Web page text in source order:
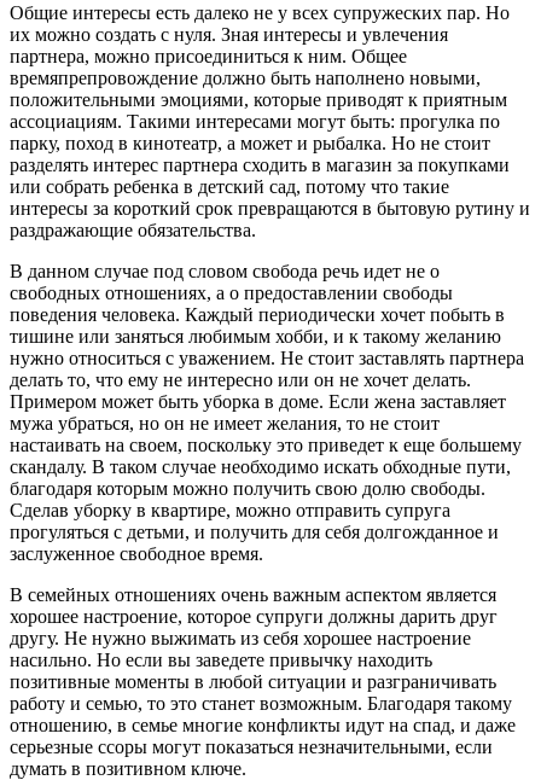
Общие интересы есть далеко не у всех супружеских пар. Но
их можно создать с нуля. Зная интересы и увлечения
партнера, можно присоединиться к ним. Общее
времяпрепровождение должно быть наполнено новыми,
положительными эмоциями, которые приводят к приятным
ассоциациям. Такими интересами могут быть: прогулка по
парку, поход в кинотеатр, а может и рыбалка. Но не стоит
разделять интерес партнера сходить в магазин за покупками
или собрать ребенка в детский сад, потому что такие
интересы за короткий срок превращаются в бытовую рутину и
раздражающие обязательства.
В данном случае под словом свобода речь идет не о
свободных отношениях, а о предоставлении свободы
поведения человека. Каждый периодически хочет побыть в
тишине или заняться любимым хобби, и к такому желанию
нужно относиться с уважением. Не стоит заставлять партнера
делать то, что ему не интересно или он не хочет делать.
Примером может быть уборка в доме. Если жена заставляет
мужа убраться, но он не имеет желания, то не стоит
настаивать на своем, поскольку это приведет к еще большему
скандалу. В таком случае необходимо искать обходные пути,
благодаря которым можно получить свою долю свободы.
Сделав уборку в квартире, можно отправить супруга
прогуляться с детьми, и получить для себя долгожданное и
заслуженное свободное время.
В семейных отношениях очень важным аспектом является
хорошее настроение, которое супруги должны дарить друг
другу. Не нужно выжимать из себя хорошее настроение
насильно. Но если вы заведете привычку находить
позитивные моменты в любой ситуации и разграничивать
работу и семью, то это станет возможным. Благодаря такому
отношению, в семье многие конфликты идут на спад, и даже
серьезные ссоры могут показаться незначительными, если
думать в позитивном ключе.